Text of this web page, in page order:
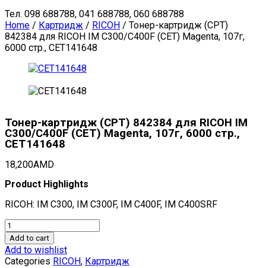
Тел. 098 688788, 041 688788, 060 688788
Home / Картридж / RICOH / Тонер-картридж (CPT)
842384 для RICOH IM C300/C400F (CET) Magenta, 107г,
6000 стр., CET141648
Тонер-картридж (CPT) 842384 для RICOH IM
C300/C400F (CET) Magenta, 107г, 6000 стр.,
CET141648
18,200AMD
Product Highlights
RICOH: IM C300, IM C300F, IM C400F, IM C400SRF
Тонер-
картридж
(CPT)
842384
Add to cart
Add to wishlist
Categories RICOH, Картридж